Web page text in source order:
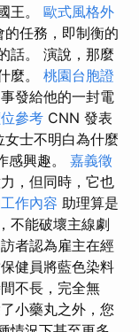
王。 歐式風格外
任務，即制衡的
話。 演說，那麼
麼。 桃園台胞證
發給他的一封電
參考 CNN 發表
女士不明白為什麼
感興趣。 嘉義徵
，但同時，它也
作內容 助理算是
不能破壞主線劇
者認為雇主在經
健員將藍色染料
不長，完全無
小藥丸之外，您